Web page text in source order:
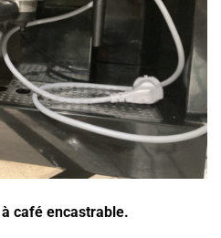
café encastrable.